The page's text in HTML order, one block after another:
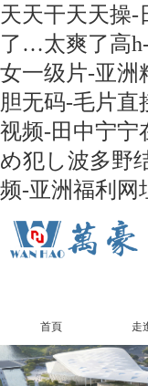
天天干天天操-
了…太爽了高
女一级片-亚洲
胆无码-毛片直
视频-田中宁宁
め犯し波多野
频-亚洲福利网
首頁 走